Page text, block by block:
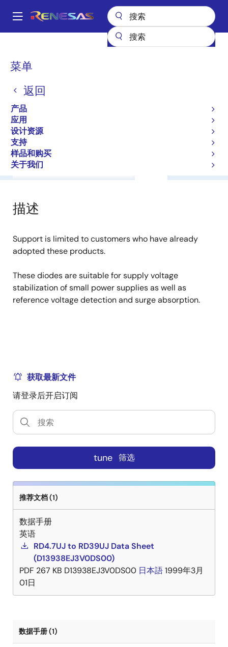
到
Main
菜单
返回
产品
应用
设计资源
支持
样品和购买
关于我们
面
屑
RD30UJ
Diodes for Constant Voltage
概述
描述
Support is limited to customers who have already
adopted these products.
These diodes are suitable for supply voltage
stabilization of small power supplies as well as
reference voltage detection and surge absorption.
获取最新文件
请登录后开启订阅
tune 筛选
推荐文档 (1)
数据手册
英语
RD4.7UJ to RD39UJ Data Sheet
(D13938EJ3V0DS00)
PDF 267 KB D13938EJ3V0DS00 日本語1999年3月
01日
数据手册 (1)